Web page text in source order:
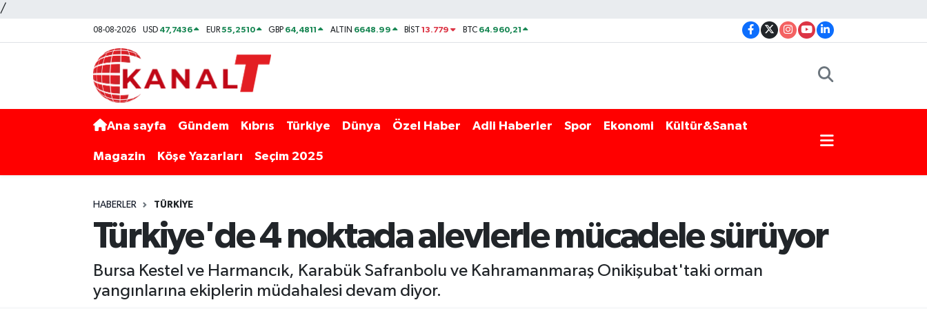
/
08-08-2026 USD 47,7436 EUR55,2510 GBP 64,4811 ALTIN 6648.99 BİST13.779 BTC 64.960,21
Ana sayfa Gündem Kıbrıs Türkiye Dünya Özel Haber Adli Haberler Spor Ekonomi Kültür&Sanat
Magazin Köşe Yazarları Seçim 2025
HABERLER TÜRKIYE
Türkiye'de 4 noktada alevlerle mücadele sürüyor
Bursa Kestel ve Harmancık, Karabük Safranbolu ve Kahramanmaraş Onikişubat'taki orman
yangınlarına ekiplerin müdahalesi devam diyor.